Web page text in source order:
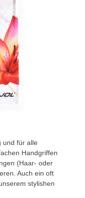
und für alle
Handgriffen
(Haar- oder
Auch ein oft
stylishen